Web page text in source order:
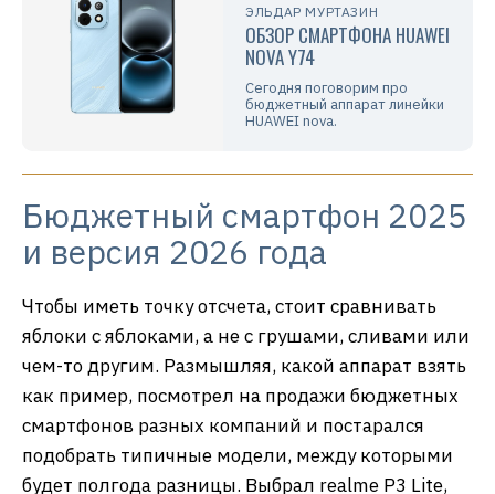
ЭЛЬДАР МУРТАЗИН
ОБЗОР СМАРТФОНА HUAWEI
NOVA Y74
Сегодня поговорим про
бюджетный аппарат линейки
HUAWEI nova.
Бюджетный смартфон 2025
и версия 2026 года
Чтобы иметь точку отсчета, стоит сравнивать
яблоки с яблоками, а не с грушами, сливами или
чем-то другим. Размышляя, какой аппарат взять
как пример, посмотрел на продажи бюджетных
смартфонов разных компаний и постарался
подобрать типичные модели, между которыми
будет полгода разницы. Выбрал realme P3 Lite,